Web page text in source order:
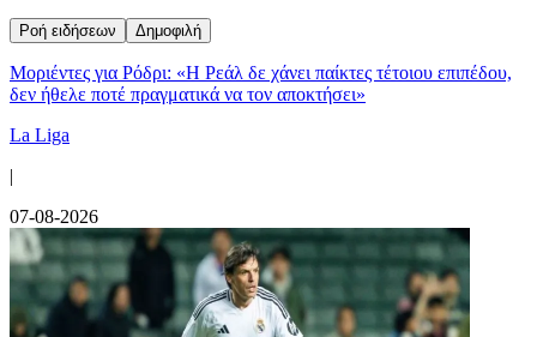
Ροή ειδήσεων Δημοφιλή
Μοριέντες για Ρόδρι: «Η Ρεάλ δε χάνει παίκτες τέτοιου επιπέδου,
δεν ήθελε ποτέ πραγματικά να τον αποκτήσει»
La Liga
|
07-08-2026